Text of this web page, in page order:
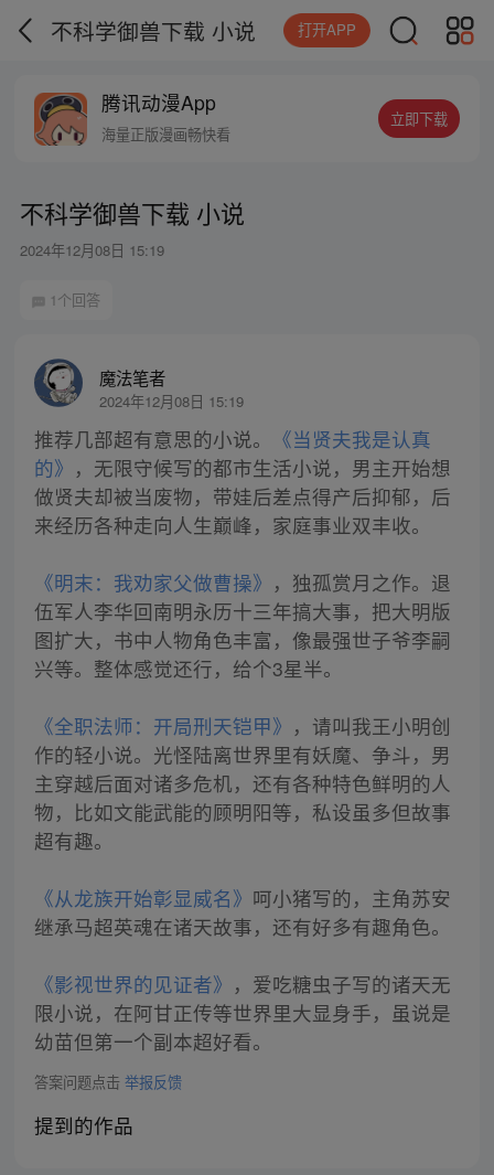
不科学御兽下载 小说 打开APP
腾讯动漫App
海量正版漫画畅快看
立即下载
不科学御兽下载 小说
2024年12月08日 15:19
1个回答
魔法笔者
2024年12月08日 15:19
推荐几部超有意思的小说。
《当贤夫我是认真
的》 ，无限守候写的都市生活小说，男主开始想
做贤夫却被当废物，带娃后差点得产后抑郁，后
来经历各种走向人生巅峰，家庭事业双丰收。
《明末：我劝家父做曹操》 ，独孤赏月之作。退
伍军人李华回南明永历十三年搞大事，把大明版
图扩大，书中人物角色丰富，像最强世子爷李嗣
兴等。整体感觉还行，给个3星半。
《全职法师：开局刑天铠甲》 ，请叫我王小明创
作的轻小说。光怪陆离世界里有妖魔、争斗，男
主穿越后面对诸多危机，还有各种特色鲜明的人
物，比如文能武能的顾明阳等，私设虽多但故事
超有趣。
《从龙族开始彰显威名》 呵小猪写的，主角苏安
继承马超英魂在诸天故事，还有好多有趣角色。
《影视世界的见证者》 ，爱吃糖虫子写的诸天无
限小说，在阿甘正传等世界里大显身手，虽说是
幼苗但第一个副本超好看。
答案问题点击 举报反馈
提到的作品